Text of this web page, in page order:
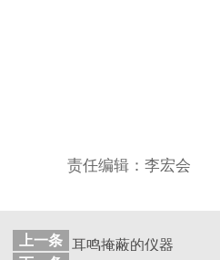
责任编辑：李宏会
上一条 耳鸣掩蔽的仪器